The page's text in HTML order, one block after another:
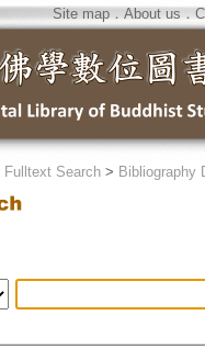
Site map．About us ．
Fulltext Search> Bibliography